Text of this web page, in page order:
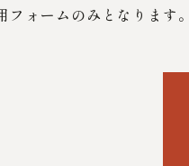
ォームのみとなります